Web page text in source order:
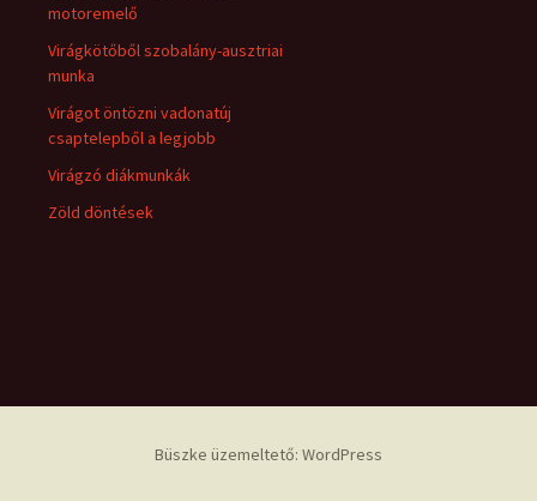
motoremelő
Virágkötőből szobalány-ausztriai
munka
Virágot öntözni vadonatúj
csaptelepből a legjobb
Virágzó diákmunkák
Zöld döntések
Büszke üzemeltető: WordPress